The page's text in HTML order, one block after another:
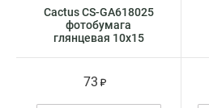
Cactus CS-GA618025
фотобумага
глянцевая 10x15
73